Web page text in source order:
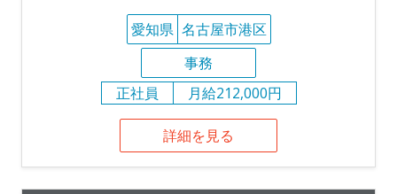
愛知県 名古屋市港区
事務
正社員
月給212,000円
詳細を見る